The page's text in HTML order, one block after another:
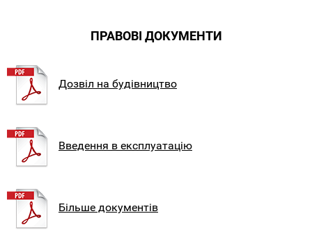
ПРАВОВІ ДОКУМЕНТИ
Дозвіл на будівництво
Введення в експлуатацію
Більше документів